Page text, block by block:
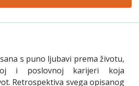
s puno ljubavi prema životu,
i poslovnoj karijeri koja
Retrospektiva svega opisanog